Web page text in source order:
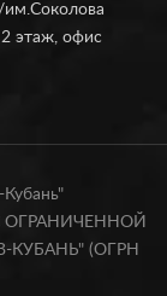
им.Соколова
этаж, офис
С ОГРАНИЧЕННОЙ
(ОГРН